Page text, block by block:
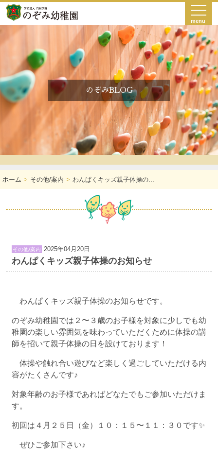
menu
のぞみBLOG
ホーム その他/案内 わんぱくキッズ親子体操の...
その他/案内 2025年04月20日
わんぱくキッズ親子体操のお知らせ
わんぱくキッズ親子体操のお知らせです。
のぞみ幼稚園では２〜３歳のお子様を対象に少しでも幼
稚園の楽しい雰囲気を味わっていただくために体操の講
師を招いて親子体操の日を設けております！
体操や触れ合い遊びなど楽しく過ごしていただける内
容がたくさんです♪
対象年齢のお子様であればどなたでもご参加いただけま
す。
初回は４月２５日（金）１０：１５〜１１：３０です✨
ぜひご参加下さい♪